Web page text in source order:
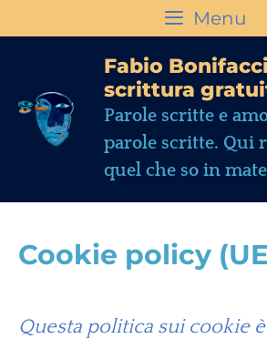
Menu
Fabio
scrittura
Parole scritte e
parole scritte. Qui
quel che so in
Cookie policy
Questa politica sui cookie